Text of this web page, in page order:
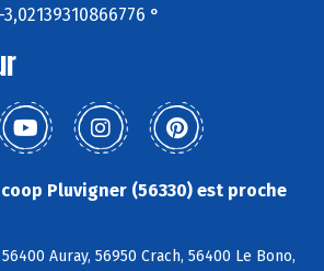
-3,02139310866776 °
Pluvigner (56330) est proche
Auray, 56950 Crach, 56400 Le Bono,